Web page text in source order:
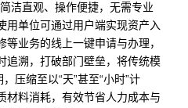
洁直观、操作便捷，无需专业
用单位可通过用户端实现资产入
业务的线上一键申请与办理，
追溯，打破部门壁垒，将传统模
压缩至以“天”甚至“小时”计
材料消耗，有效节省人力成本与